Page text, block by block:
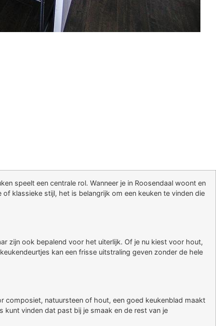
speelt een centrale rol. Wanneer je in Roosendaal woont en
klassieke stijl, het is belangrijk om een keuken te vinden die
zijn ook bepalend voor het uiterlijk. Of je nu kiest voor hout,
kan een frisse uitstraling geven zonder de hele
composiet, natuursteen of hout, een goed keukenblad maakt
kunt vinden dat past bij je smaak en de rest van je